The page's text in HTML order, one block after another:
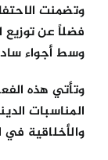
وتضمنت
فضلاً عن توزيع
وسط أجواء
وتأتي هذه
المناسبات
والأخلاقية